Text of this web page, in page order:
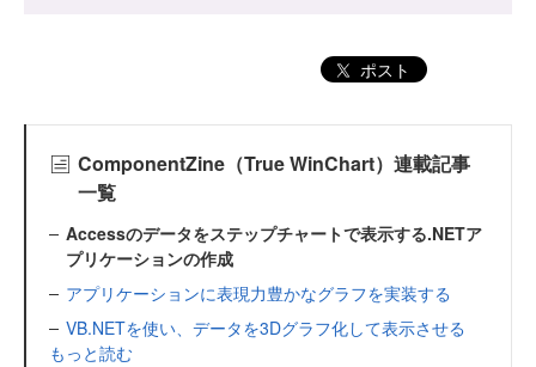
ポスト
ComponentZine（True WinChart）連載記事
一覧
Accessのデータをステップチャートで表示する.NETア
プリケーションの作成
アプリケーションに表現力豊かなグラフを実装する
VB.NETを使い、データを3Dグラフ化して表示させる
もっと読む